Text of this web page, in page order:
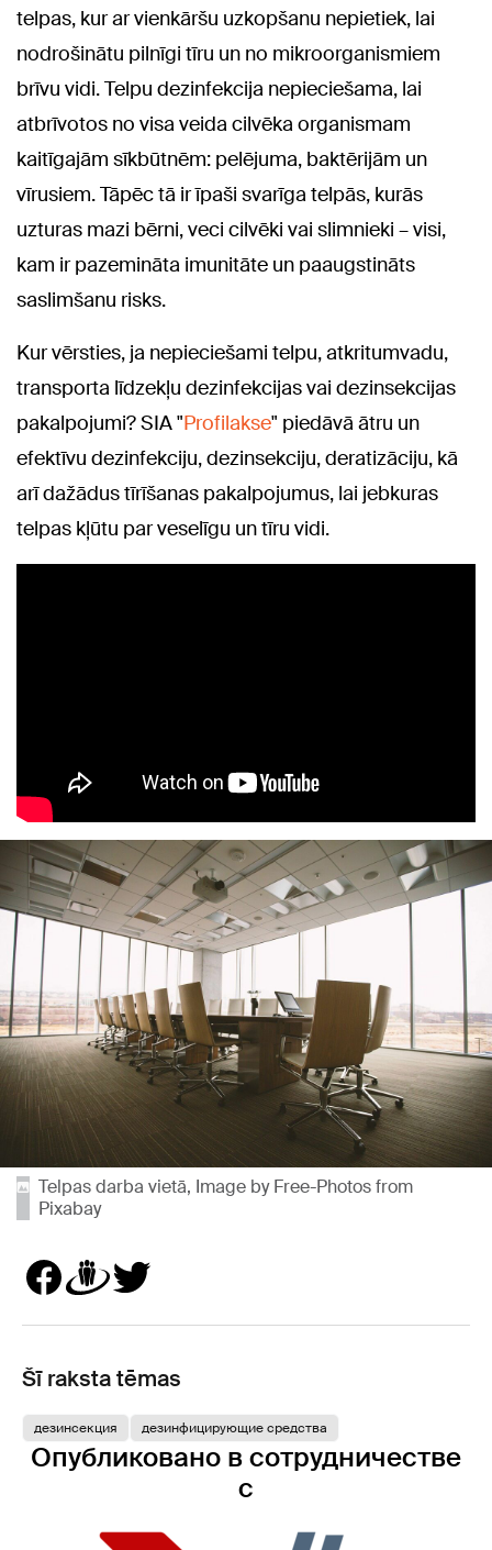
telpas, kur ar vienkāršu uzkopšanu nepietiek, lai
nodrošinātu pilnīgi tīru un no mikroorganismiem
brīvu vidi. Telpu dezinfekcija nepieciešama, lai
atbrīvotos no visa veida cilvēka organismam
kaitīgajām sīkbūtnēm: pelējuma, baktērijām un
vīrusiem. Tāpēc tā ir īpaši svarīga telpās, kurās
uzturas mazi bērni, veci cilvēki vai slimnieki – visi,
kam ir pazemināta imunitāte un paaugstināts
saslimšanu risks.
Kur vērsties, ja nepieciešami telpu, atkritumvadu,
transporta līdzekļu dezinfekcijas vai dezinsekcijas
pakalpojumi? SIA "Profilakse" piedāvā ātru un
efektīvu dezinfekciju, dezinsekciju, deratizāciju, kā
arī dažādus tīrīšanas pakalpojumus, lai jebkuras
telpas kļūtu par veselīgu un tīru vidi.
Telpas darba vietā, Image by Free-Photos from
Pixabay
Šī raksta tēmas
дезинсекция дезинфицирующие средства
Опубликовано в сотрудничестве
с